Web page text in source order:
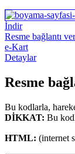
İndir
Resme bağlantı ver
e-Kart
Detaylar
Resme
Bu kodlarla,
DİKKAT: Bu
HTML: (internet